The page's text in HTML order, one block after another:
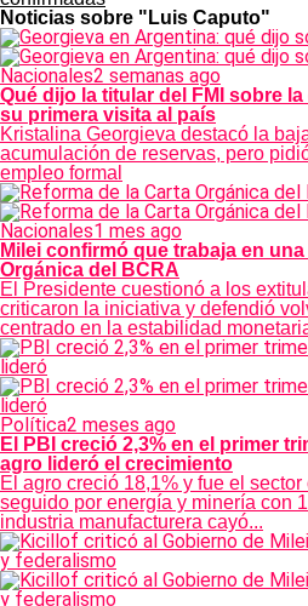
Noticias sobre "Luis Caputo"
Nacionales2 semanas ago
Qué dijo la titular del FMI sobre
su primera visita al país
Kristalina Georgieva destacó la
acumulación de reservas, pero
empleo formal
Nacionales1 mes ago
Milei confirmó que trabaja en
Orgánica del BCRA
El Presidente cuestionó a los
criticaron la iniciativa y defendió
centrado en la estabilidad
Política2 meses ago
El PBI creció 2,3% en el primer
agro lideró el crecimiento
El agro creció 18,1% y fue el
seguido por energía y minería con
industria manufacturera cayó...